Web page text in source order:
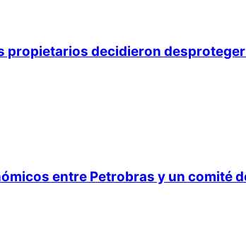
propietarios decidieron
entre Petrobras y un comité